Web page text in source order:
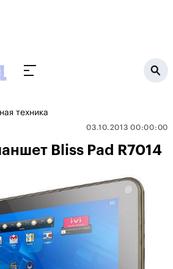
техника
03.10.2013 00:00:00
Bliss Pad R7014